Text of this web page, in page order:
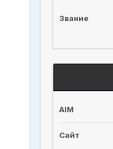
Звание
AIM
Сайт